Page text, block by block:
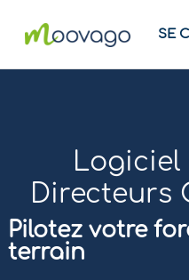
SE
Logiciel
Directeurs
Pilotez votre
terrain​